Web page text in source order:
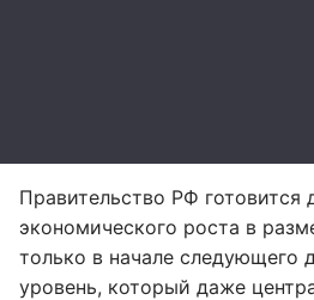
Правительство РФ готовится
экономического роста в
только в начале следующего
уровень, который даже